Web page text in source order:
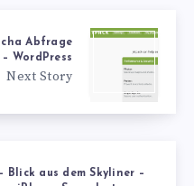
Abfrage
WordPress
Next Story
Blick aus dem Skyliner –